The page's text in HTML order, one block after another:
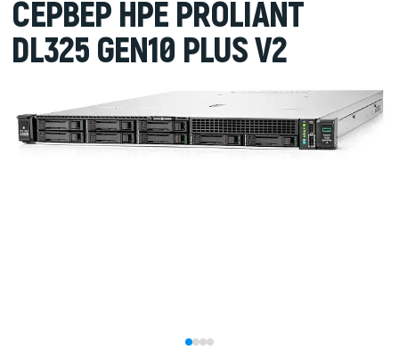
СЕРВЕР HPE PROLIANT
DL325 GEN10 PLUS V2